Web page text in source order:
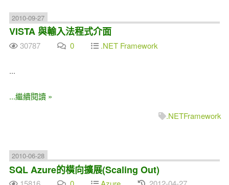
2010-09-27
VISTA 與輸入法程式介面
30787 0 .NET Framework
...
...繼續閱讀 »
.NETFramework
2010-06-28
SQL Azure的橫向擴展(Scaling Out)